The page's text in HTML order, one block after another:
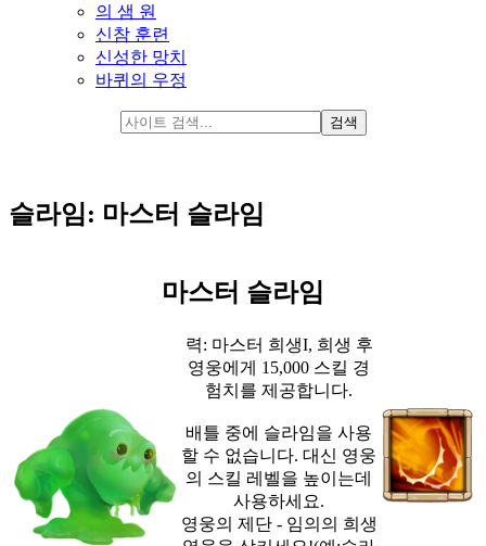
의 샘 원
신참 훈련
신성한 망치
바퀴의 우정
슬라임: 마스터 슬라임
마스터 슬라임
력: 마스터 희생I, 희생 후
영웅에게 15,000 스킬 경
험치를 제공합니다.
배틀 중에 슬라임을 사용
할 수 없습니다. 대신 영웅
의 스킬 레벨을 높이는데
사용하세요.
영웅의 제단 - 임의의 희생